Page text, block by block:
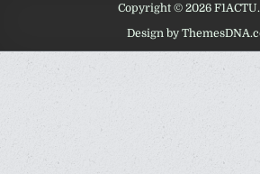
Copyright © 2026
Design by